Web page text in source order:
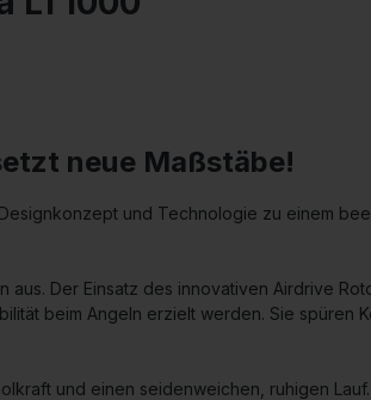
neue Maßstäbe!
und Technologie zu einem
Der Einsatz des innovativen Airdrive
beim Angeln erzielt werden. Sie
und einen seidenweichen, ruhigen